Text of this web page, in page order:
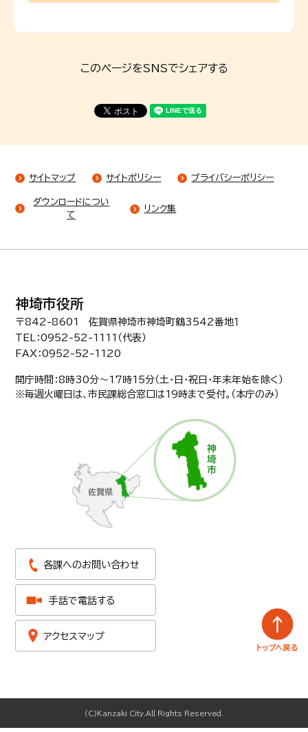
このページをSNSでシェアする
サイトマップ サイトポリシー プライバシーポリシー
ダウンロードについ
て
リンク集
神埼市役所
〒842-8601 佐賀県神埼市神埼町鶴3542番地１
TEL：0952-52-1111（代表）
FAX：0952-52-1120
開庁時間：8時30分〜17時15分（土・日・祝日・年末年始を除く）
※毎週火曜日は、市民課総合窓口は19時まで受付。（本庁のみ）
各課へのお問い合わせ
手話で電話する
アクセスマップ
(C)Kanzaki City.All Rights Reserved.